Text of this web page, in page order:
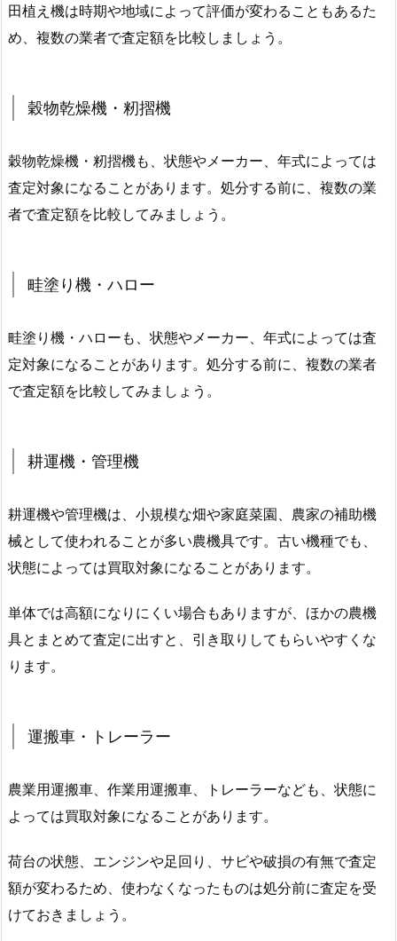
田植え機は時期や地域によって評価が変わることもあるた
め、複数の業者で査定額を比較しましょう。
穀物乾燥機・籾摺機
穀物乾燥機・籾摺機も、状態やメーカー、年式によっては
査定対象になることがあります。処分する前に、複数の業
者で査定額を比較してみましょう。
畦塗り機・ハロー
畦塗り機・ハローも、状態やメーカー、年式によっては査
定対象になることがあります。処分する前に、複数の業者
で査定額を比較してみましょう。
耕運機・管理機
耕運機や管理機は、小規模な畑や家庭菜園、農家の補助機
械として使われることが多い農機具です。古い機種でも、
状態によっては買取対象になることがあります。
単体では高額になりにくい場合もありますが、ほかの農機
具とまとめて査定に出すと、引き取りしてもらいやすくな
ります。
運搬車・トレーラー
農業用運搬車、作業用運搬車、トレーラーなども、状態に
よっては買取対象になることがあります。
荷台の状態、エンジンや足回り、サビや破損の有無で査定
額が変わるため、使わなくなったものは処分前に査定を受
けておきましょう。